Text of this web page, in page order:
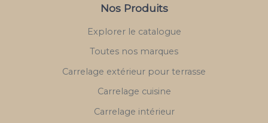
Nos Produits
Explorer le catalogue
Toutes nos marques
Carrelage extérieur pour terrasse
Carrelage cuisine
Carrelage intérieur